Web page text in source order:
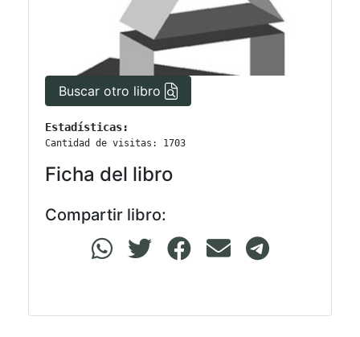
Buscar otro libro
Estadísticas:
Cantidad de visitas: 1703
Ficha del libro
Compartir libro: